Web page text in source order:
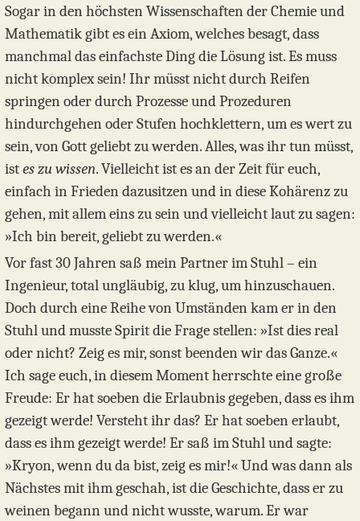
Sogar in den höchsten Wissenschaften der Chemie und
Mathematik gibt es ein Axiom, welches besagt, dass
manchmal das einfachste Ding die Lösung ist. Es muss
nicht komplex sein! Ihr müsst nicht durch Reifen
springen oder durch Prozesse und Prozeduren
hindurchgehen oder Stufen hochklettern, um es wert zu
sein, von Gott geliebt zu werden. Alles, was ihr tun müsst,
istes zu wissen. Vielleicht ist es an der Zeit für euch,
einfach in Frieden dazusitzen und in diese Kohärenz zu
gehen, mit allem eins zu sein und vielleicht laut zu sagen:
»Ich bin bereit, geliebt zu werden.«
Vor fast 30 Jahren saß mein Partner im Stuhl – ein
Ingenieur, total ungläubig, zu klug, um hinzuschauen.
Doch durch eine Reihe von Umständen kam er in den
Stuhl und musste Spirit die Frage stellen: »Ist dies real
oder nicht? Zeig es mir, sonst beenden wir das Ganze.«
Ich sage euch, in diesem Moment herrschte eine große
Freude: Er hat soeben die Erlaubnis gegeben, dass es ihm
gezeigt werde! Versteht ihr das? Er hat soeben erlaubt,
dass es ihm gezeigt werde! Er saß im Stuhl und sagte:
»Kryon, wenn du da bist, zeig es mir!« Und was dann als
Nächstes mit ihm geschah, ist die Geschichte, dass er zu
weinen begann und nicht wusste, warum. Er war